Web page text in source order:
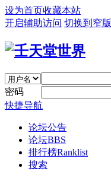
设为首页收藏本站
开启辅助访问 切换到窄版
密码
快捷导航
论坛公告
论坛BBS
排行榜Ranklist
搜索